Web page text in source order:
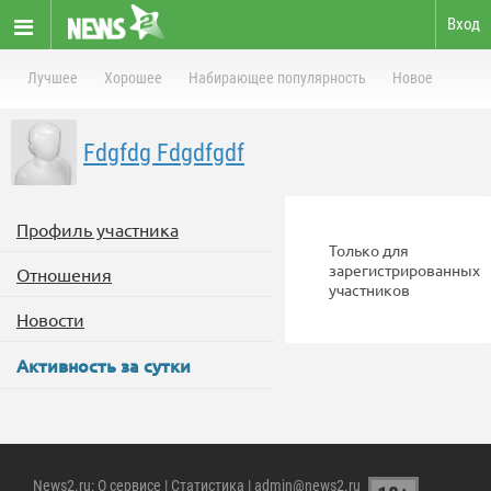
Вход
Лучшее Хорошее Набирающее популярность Новое
Fdgfdg Fdgdfgdf
Профиль участника
Отношения
Новости
Активность за сутки
Только для
зарегистрированных
участников
News2.ru: О сервисе | Статистика | admin@news2.ru